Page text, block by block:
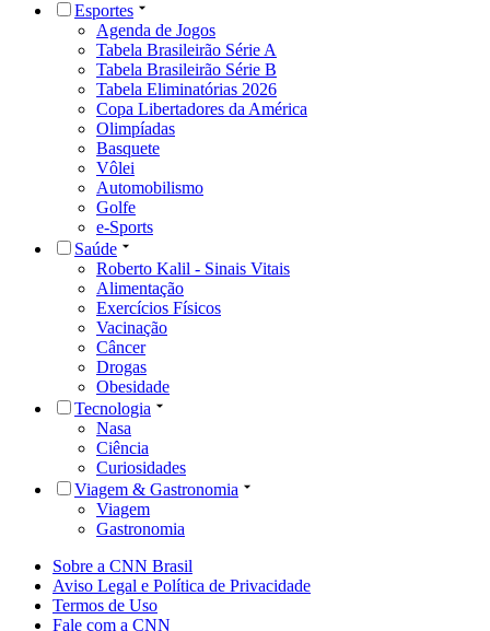
Esportes
Agenda de Jogos
Tabela Brasileirão Série A
Tabela Brasileirão Série B
Tabela Eliminatórias 2026
Copa Libertadores da América
Olimpíadas
Basquete
Vôlei
Automobilismo
Golfe
e-Sports
Saúde
Roberto Kalil - Sinais Vitais
Alimentação
Exercícios Físicos
Vacinação
Câncer
Drogas
Obesidade
Tecnologia
Nasa
Ciência
Curiosidades
Viagem & Gastronomia
Viagem
Gastronomia
Sobre a CNN Brasil
Aviso Legal e Política de Privacidade
Termos de Uso
Fale com a CNN